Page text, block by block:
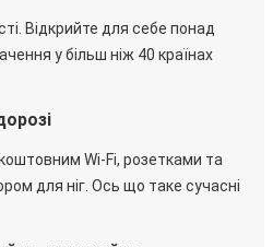
Відкрийте для себе понад
у більш ніж 40 країнах
Wi-Fi, розетками та
для ніг. Ось що таке сучасні